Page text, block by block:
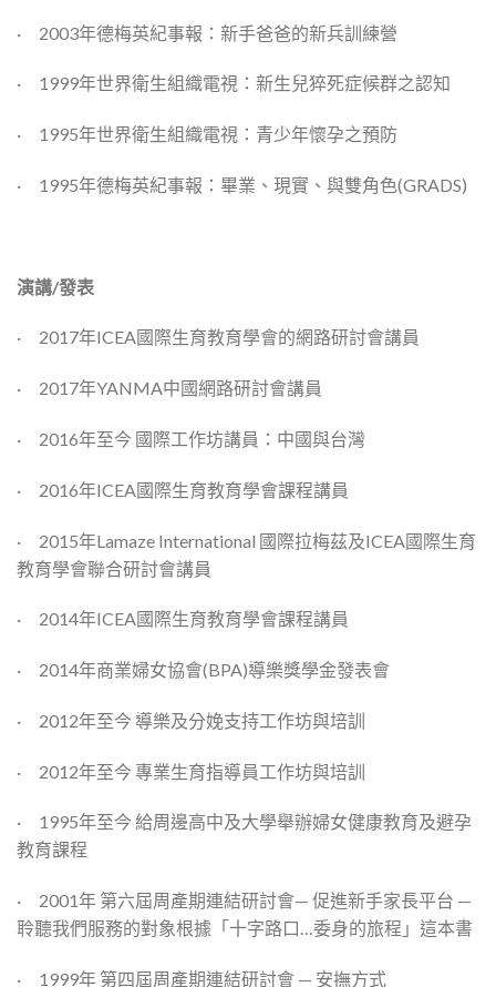
· 2003年德梅英紀事報：新手爸爸的新兵訓練營
· 1999年世界衛生組織電視：新生兒猝死症候群之認知
· 1995年世界衛生組織電視：青少年懷孕之預防
· 1995年德梅英紀事報：畢業、現實、與雙角色(GRADS)
演講/發表
· 2017年ICEA國際生育教育學會的網路研討會講員
· 2017年YANMA中國網路研討會講員
· 2016年至今 國際工作坊講員：中國與台灣
· 2016年ICEA國際生育教育學會課程講員
· 2015年Lamaze International 國際拉梅茲及ICEA國際生育
教育學會聯合研討會講員
· 2014年ICEA國際生育教育學會課程講員
· 2014年商業婦女協會(BPA)導樂獎學金發表會
· 2012年至今 導樂及分娩支持工作坊與培訓
· 2012年至今 專業生育指導員工作坊與培訓
· 1995年至今 給周邊高中及大學舉辦婦女健康教育及避孕
教育課程
· 2001年 第六屆周產期連結研討會— 促進新手家長平台 —
聆聽我們服務的對象根據「十字路口…委身的旅程」這本書
· 1999年 第四屆周產期連結研討會 — 安撫方式